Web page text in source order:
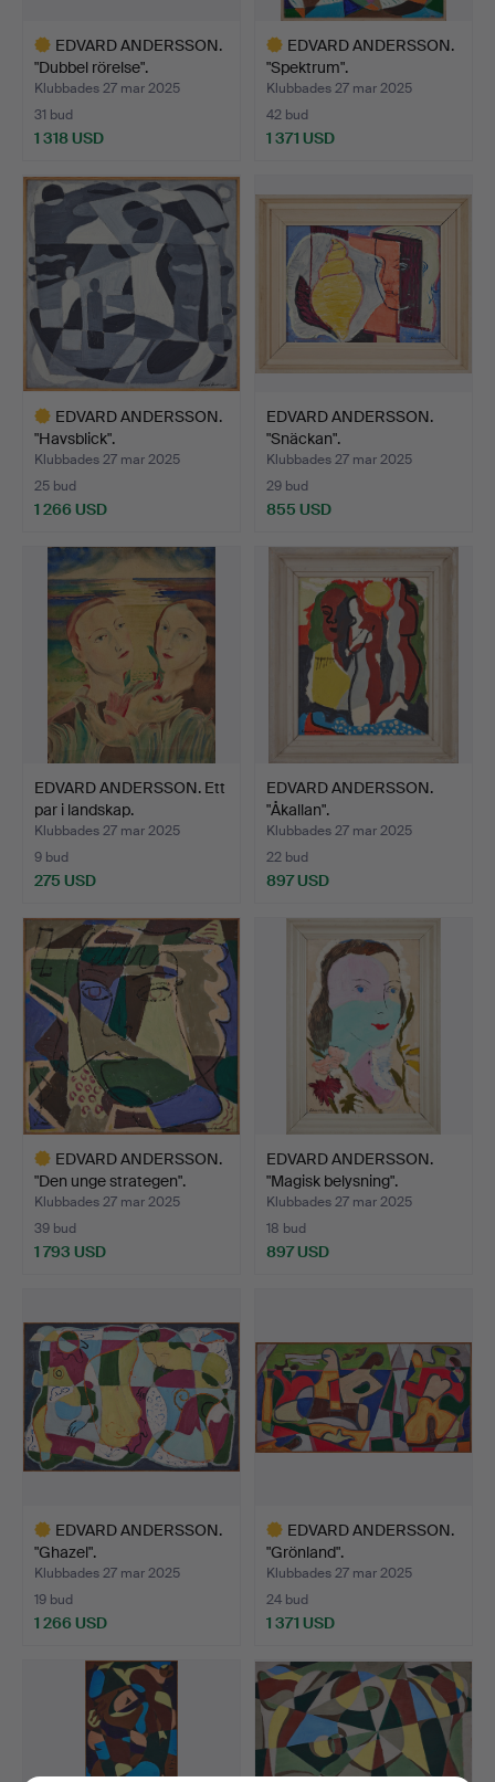
EDVARD ANDERSSON.
"Dubbel rörelse".
Klubbades 27 mar 2025
31 bud
1 318 USD
föremål
EDVARD ANDERSSON.
"Spektrum".
Klubbades 27 mar 2025
42 bud
1 371 USD
föremål
EDVARD ANDERSSON.
"Havsblick".
Klubbades 27 mar 2025
25 bud
1 266 USD
föremål
EDVARD ANDERSSON.
"Snäckan".
Klubbades 27 mar 2025
29 bud
855 USD
EDVARD ANDERSSON. Ett
par i landskap.
Klubbades 27 mar 2025
9 bud
275 USD
EDVARD ANDERSSON.
"Åkallan".
Klubbades 27 mar 2025
22 bud
897 USD
EDVARD ANDERSSON.
"Den unge strategen".
Klubbades 27 mar 2025
39 bud
1 793 USD
EDVARD ANDERSSON.
"Magisk belysning".
Klubbades 27 mar 2025
18 bud
897 USD
EDVARD ANDERSSON.
"Ghazel".
Klubbades 27 mar 2025
19 bud
1 266 USD
EDVARD ANDERSSON.
"Grönland".
Klubbades 27 mar 2025
24 bud
1 371 USD
föremål